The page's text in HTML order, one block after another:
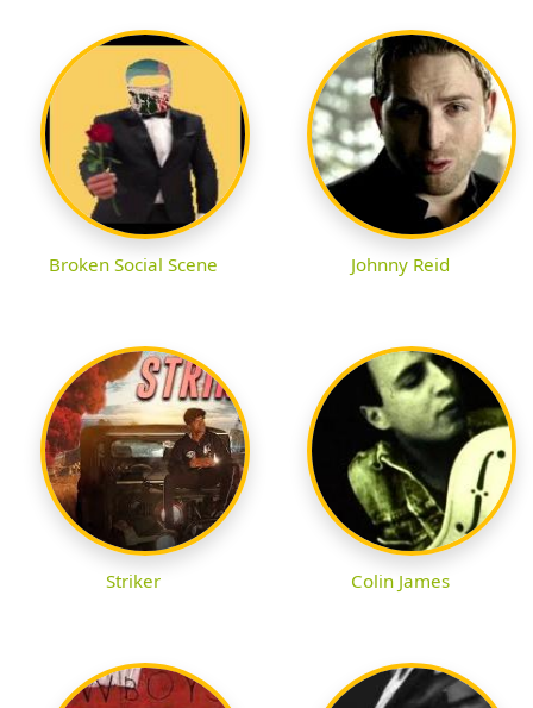
Broken Social Scene Johnny Reid
Striker Colin James